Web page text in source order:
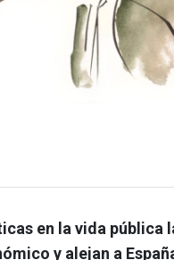
en la vida pública
y alejan a